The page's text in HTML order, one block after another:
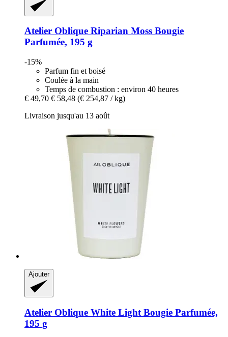
Atelier Oblique Riparian Moss Bougie
Parfumée, 195 g
-15%
Parfum fin et boisé
Coulée à la main
Temps de combustion : environ 40 heures
€ 49,70 € 58,48 (€ 254,87 / kg)
Livraison jusqu'au 13 août
Ajouter
Atelier Oblique White Light Bougie Parfumée,
195 g